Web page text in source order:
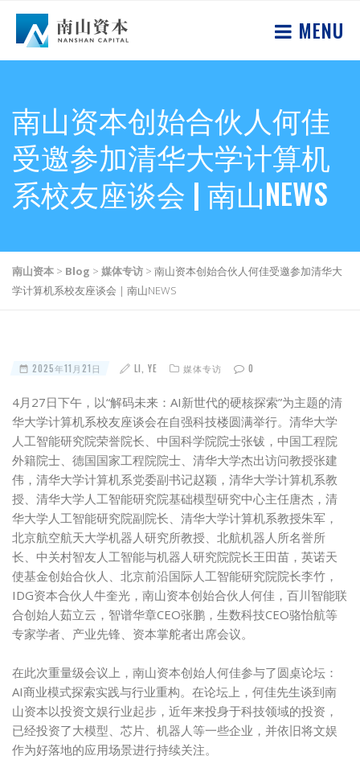
MENU
南山资本创始合伙人何佳
受邀参加清华大学计算机
系校友座谈会 | 南山NEWS
南山资本 > Blog > 媒体专访 > 南山资本创始合伙人何佳受邀参加清华大
学计算机系校友座谈会 | 南山NEWS
2025年11月21日 LI, YE 媒体专访 0
4月27日下午，以“解码未来：AI新世代的硬核探索”为主题的清
华大学计算机系校友座谈会在自强科技楼圆满举行。清华大学
人工智能研究院荣誉院长、中国科学院院士张钹，中国工程院
外籍院士、德国国家工程院院士、清华大学杰出访问教授张建
伟，清华大学计算机系党委副书记赵颖，清华大学计算机系教
授、清华大学人工智能研究院基础模型研究中心主任唐杰，清
华大学人工智能研究院副院长、清华大学计算机系教授朱军，
北京航空航天大学机器人研究所教授、北航机器人所名誉所
长、中关村智友人工智能与机器人研究院院长王田苗，英诺天
使基金创始合伙人、北京前沿国际人工智能研究院院长李竹，
IDG资本合伙人牛奎光，南山资本创始合伙人何佳，百川智能联
合创始人茹立云，智谱华章CEO张鹏，生数科技CEO骆怡航等
专家学者、产业先锋、资本掌舵者出席会议。
在此次重量级会议上，南山资本创始人何佳参与了圆桌论坛：
AI商业模式探索实践与行业重构。在论坛上，何佳先生谈到南
山资本以投资文娱行业起步，近年来投身于科技领域的投资，
已经投资了大模型、芯片、机器人等一些企业，并依旧将文娱
作为好落地的应用场景进行持续关注。